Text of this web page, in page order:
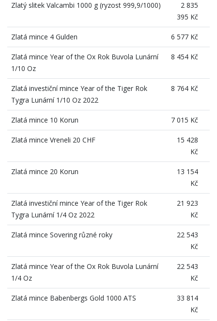
Zlatý slitek Valcambi 1000 g (ryzost 999,9/1000)
2 835
395 Kč
Zlatá mince 4 Gulden 6 577 Kč
Zlatá mince Year of the Ox Rok Buvola Lunární
1/10 Oz
8 454 Kč
Zlatá investiční mince Year of the Tiger Rok
Tygra Lunární 1/10 Oz 2022
8 764 Kč
Zlatá mince 10 Korun 7 015 Kč
Zlatá mince Vreneli 20 CHF
15 428
Kč
Zlatá mince 20 Korun
13 154
Kč
Zlatá investiční mince Year of the Tiger Rok
Tygra Lunární 1/4 Oz 2022
21 923
Kč
Zlatá mince Sovering různé roky
22 543
Kč
Zlatá mince Year of the Ox Rok Buvola Lunární
1/4 Oz
22 543
Kč
Zlatá mince Babenbergs Gold 1000 ATS
33 814
Kč